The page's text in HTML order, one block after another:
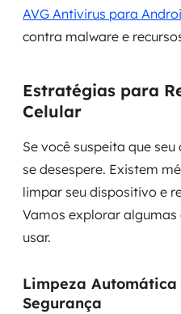
AVG Antivirus para
contra malware e
Estratégias para
Celular
Se você suspeita que
se desespere. Existem
limpar seu dispositivo e
Vamos explorar
usar.
Limpeza
Segurança